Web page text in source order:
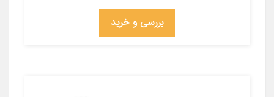
بررسی و خرید